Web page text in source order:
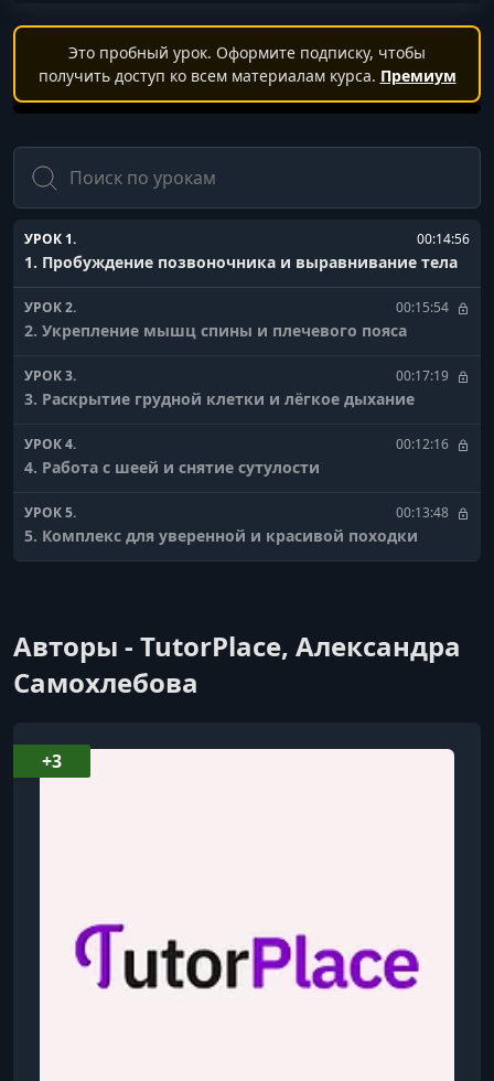
Это пробный урок. Оформите подписку, чтобы
получить доступ ко всем материалам курса. Премиум
Поиск
УРОК 1. 00:14:56
1. Пробуждение позвоночника и выравнивание тела
УРОК 2. 00:15:54
2. Укрепление мышц спины и плечевого пояса
УРОК 3. 00:17:19
3. Раскрытие грудной клетки и лёгкое дыхание
УРОК 4. 00:12:16
4. Работа с шеей и снятие сутулости
УРОК 5. 00:13:48
5. Комплекс для уверенной и красивой походки
Авторы - TutorPlace, Александра
Самохлебова
+3